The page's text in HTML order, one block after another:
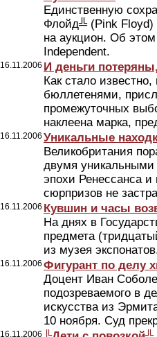
Единственную
Флойд╩ (Pink Floyd)
на аукцион. Об этом
Independent.
16.11.2006 И деньги
Как стало
бюллетенями,
промежуточных
наклеена марка,
16.11.2006 Уникальные
Великобритания
двумя
эпохи Ренессанса и
сюрпризов не
16.11.2006 Кувшин и часы
На днях в
предмета
из музея
16.11.2006 Фигурант по делу
Доцент Иван
подозреваемого в
искусства из
10 ноября. Суд
16.11.2006